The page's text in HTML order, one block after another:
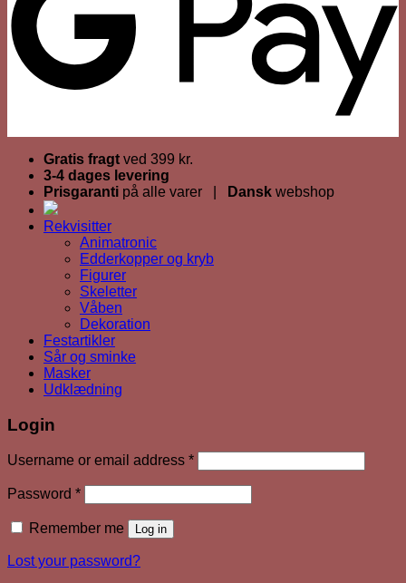
Gratis fragt ved 399 kr.
3-4 dages levering
Prisgaranti på alle varer | Dansk webshop
Rekvisitter
Animatronic
Edderkopper og kryb
Figurer
Skeletter
Våben
Dekoration
Festartikler
Sår og sminke
Masker
Udklædning
Login
Username or email address *Required
Password *Required
Remember me Log in
Lost your password?